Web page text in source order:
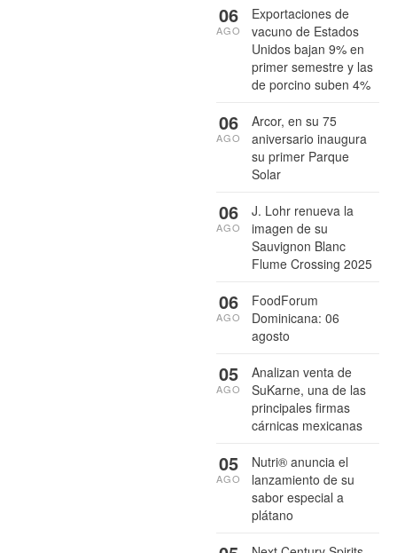
Exportaciones de
vacuno de Estados
Unidos bajan 9% en
primer semestre y las
de porcino suben 4%
06
AGO
Arcor, en su 75
aniversario inaugura
su primer Parque
Solar
06
AGO
J. Lohr renueva la
imagen de su
Sauvignon Blanc
Flume Crossing 2025
06
AGO
FoodForum
Dominicana: 06
agosto
06
AGO
Analizan venta de
SuKarne, una de las
principales firmas
cárnicas mexicanas
05
AGO
Nutri® anuncia el
lanzamiento de su
sabor especial a
plátano
05
AGO